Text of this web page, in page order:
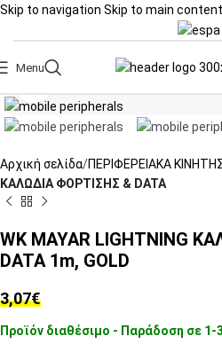
Skip to navigation Skip to main content
Menu
Αρχική σελίδα ΠΕΡΙΦΕΡΕΙΑΚΑ
ΚΑΛΩΔΙΑ ΦΟΡΤΙΣΗΣ & DATA
WK MAYAR LIGHTNING
DATA 1m, GOLD
3,07€
Προϊόν διαθέσιμο - Παράδοση σε 1-